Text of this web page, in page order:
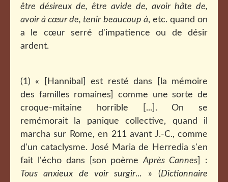
être désireux de, être avide de, avoir hâte de,
avoir à cœur de, tenir beaucoup à, etc. quand on
a le cœur serré d'impatience ou de désir
ardent.
(1) « [Hannibal] est resté dans [la mémoire
des familles romaines] comme une sorte de
croque-mitaine horrible [...]. On se
remémorait la panique collective, quand il
marcha sur Rome, en 211 avant J.-C., comme
d'un cataclysme. José Maria de Herredia s'en
fait l'écho dans [son poèmeAprès Cannes ] :
Tous anxieux de voir surgir... » (Dictionnaire